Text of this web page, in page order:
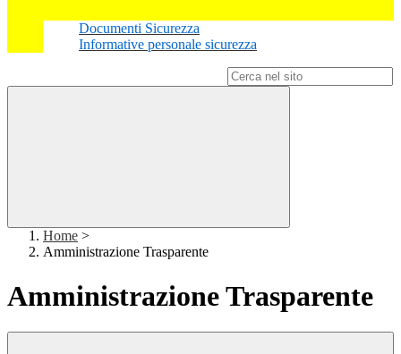
Documenti Sicurezza
Informative personale sicurezza
Home >
Amministrazione Trasparente
Amministrazione Trasparente